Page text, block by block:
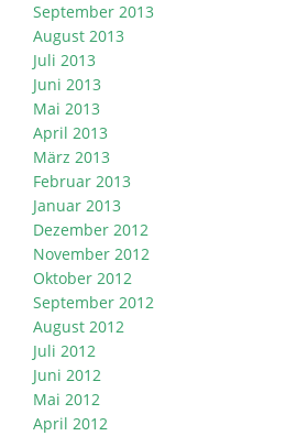
September 2013
August 2013
Juli 2013
Juni 2013
Mai 2013
April 2013
März 2013
Februar 2013
Januar 2013
Dezember 2012
November 2012
Oktober 2012
September 2012
August 2012
Juli 2012
Juni 2012
Mai 2012
April 2012